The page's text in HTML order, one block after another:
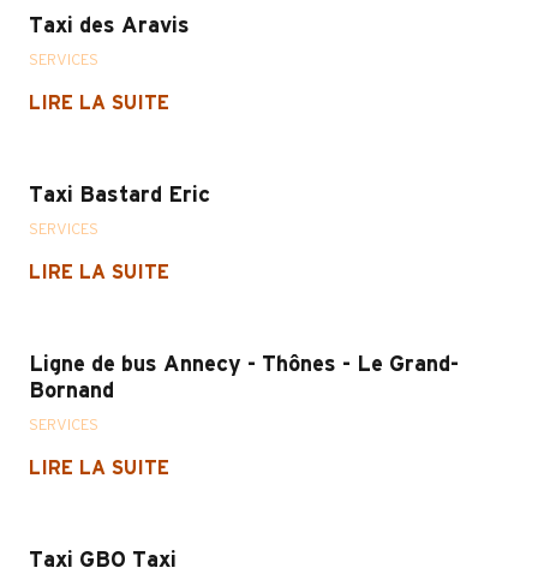
Taxi des Aravis
SERVICES
LIRE LA SUITE
Taxi Bastard Eric
SERVICES
LIRE LA SUITE
Ligne de bus Annecy - Thônes - Le Grand-
Bornand
SERVICES
LIRE LA SUITE
Taxi GBO Taxi